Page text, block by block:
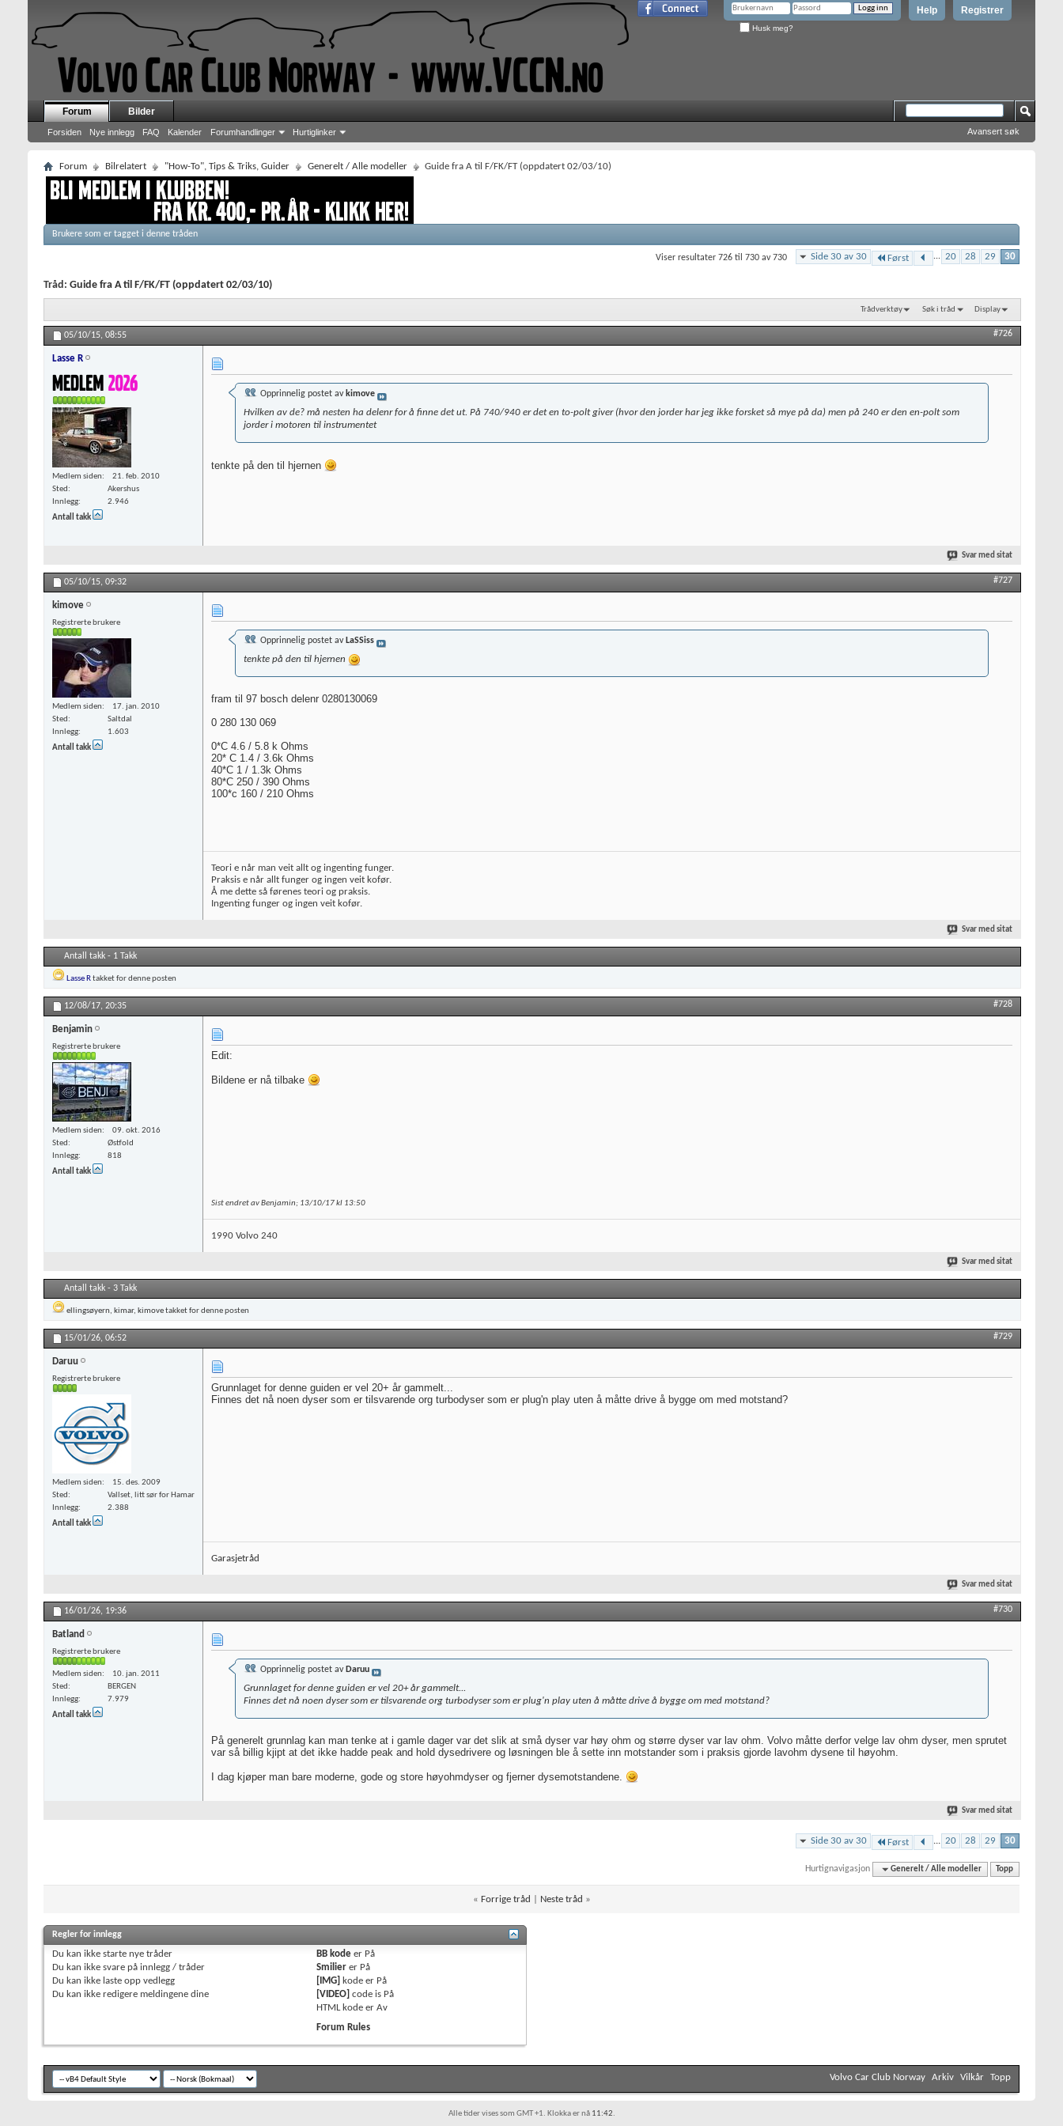
Registrer
Help
Husk meg?
Forum
Forsiden Nye innlegg FAQ Kalender Forumhandlinger Hurtiglinker
Bilder
Avansert søk
Forum Bilrelatert "How-To", Tips & Triks, Guider Generelt / Alle modeller Guide fra A til F/FK/FT (oppdatert 02/03/10)
Brukere som er tagget i denne tråden
Side 30 av 30 Først ... 20 28 29 30
Viser resultater 726 til 730 av 730
Tråd: Guide fra A til F/FK/FT (oppdatert 02/03/10)
Trådverktøy Søk i tråd Display
05/10/15, 08:55 #726
Lasse R
Medlem siden
21. feb. 2010
Sted
Akershus
Innlegg
2.946
Antall takk
Opprinnelig postet av kimove
Hvilken av de? må nesten ha delenr for å finne det ut. På 740/940 er det en to-polt giver (hvor den jorder har jeg ikke forsket så mye på da) men på 240 er den en-polt som
jorder i motoren til instrumentet
tenkte på den til hjernen
Svar med sitat
05/10/15, 09:32 #727
kimove
Registrerte brukere
Medlem siden
17. jan. 2010
Sted
Saltdal
Innlegg
1.603
Antall takk
Opprinnelig postet av LaSSiss
tenkte på den til hjernen
fram til 97 bosch delenr 0280130069
0 280 130 069
0*C 4.6 / 5.8 k Ohms
20* C 1.4 / 3.6k Ohms
40*C 1 / 1.3k Ohms
80*C 250 / 390 Ohms
100*c 160 / 210 Ohms
Teori e når man veit allt og ingenting funger.
Praksis e når allt funger og ingen veit kofør.
Å me dette så førenes teori og praksis.
Ingenting funger og ingen veit kofør.
Svar med sitat
Antall takk - 1 Takk
Lasse Rtakket for denne posten
12/08/17, 20:35 #728
Benjamin
Registrerte brukere
Medlem siden
09. okt. 2016
Sted
Østfold
Innlegg
818
Antall takk
Edit:
Bildene er nå tilbake
Sist endret av Benjamin; 13/10/17 kl 13:50
1990 Volvo 240
Svar med sitat
Antall takk - 3 Takk
ellingsøyern, kimar, kimovetakket for denne posten
15/01/26, 06:52 #729
Daruu
Registrerte brukere
Medlem siden
15. des. 2009
Sted
Vallset, litt sør for Hamar
Innlegg
2.388
Antall takk
Grunnlaget for denne guiden er vel 20+ år gammelt...
Finnes det nå noen dyser som er tilsvarende org turbodyser som er plug'n play uten å måtte drive å bygge om med motstand?
Garasjetråd
Svar med sitat
16/01/26, 19:36 #730
Batland
Registrerte brukere
Medlem siden
10. jan. 2011
Sted
BERGEN
Innlegg
7.979
Antall takk
Opprinnelig postet av Daruu
Grunnlaget for denne guiden er vel 20+ år gammelt...
Finnes det nå noen dyser som er tilsvarende org turbodyser som er plug'n play uten å måtte drive å bygge om med motstand?
På generelt grunnlag kan man tenke at i gamle dager var det slik at små dyser var høy ohm og større dyser var lav ohm. Volvo måtte derfor velge lav ohm dyser, men sprutet
var så billig kjipt at det ikke hadde peak and hold dysedrivere og løsningen ble å sette inn motstander som i praksis gjorde lavohm dysene til høyohm.
I dag kjøper man bare moderne, gode og store høyohmdyser og fjerner dysemotstandene.
Svar med sitat
Side 30 av 30 Først ... 20 28 29 30
Hurtignavigasjon Generelt / Alle modeller Topp
« Forrige tråd Neste tråd »
Regler for innlegg
Du kan ikke starte nye tråder
Du kan ikke svare på innlegg / tråder
Du kan ikke laste opp vedlegg
Du kan ikke redigere meldingene dine
BB kode er På
Smilier er På
[IMG] kode er På
[VIDEO] code is På
HTML kode erAv
Forum Rules
Volvo Car Club Norway Arkiv Vilkår Topp
Alle tider vises som GMT +1. Klokka er nå 11:42.